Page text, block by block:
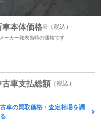
車本体価格※ （税込）
ーカー発表当時の価格です
古車支払総額 （税込）
車の買取価格・査定相場を調